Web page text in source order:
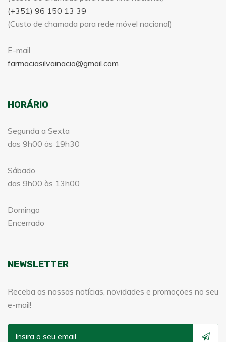
(+351) 96 150 13 39
(Custo de chamada para rede móvel nacional)
E-mail
farmaciasilvainacio@gmail.com
HORÁRIO
Segunda a Sexta
das 9h00 às 19h30
Sábado
das 9h00 às 13h00
Domingo
Encerrado
NEWSLETTER
Receba as nossas notícias, novidades e promoções no seu
e-mail!